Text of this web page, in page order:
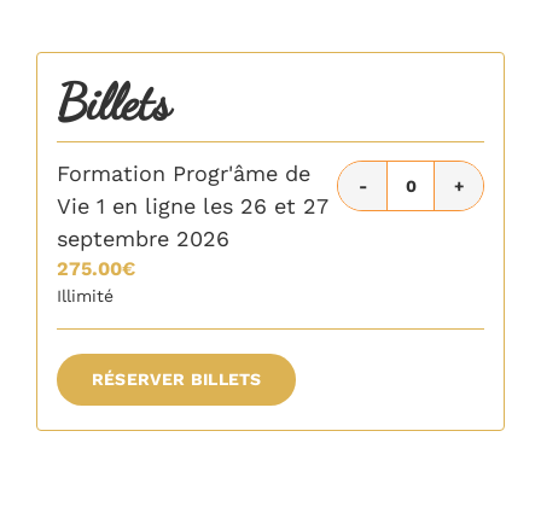
Billets
Formation Progr'âme de
Vie 1 en ligne les 26 et 27
septembre 2026
275.00€
Illimité
Quantité
RÉSERVER BILLETS